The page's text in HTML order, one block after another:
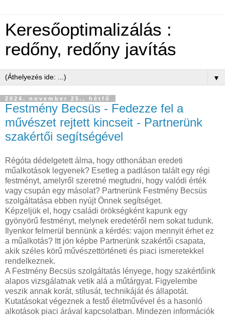
Keresőoptimalizálás :
redőny, redőny javítás
▼
2024. november 25., hétfő
Festmény Becsüs - Fedezze fel a
művészet rejtett kincseit - Partnerünk
szakértői segítségével
Régóta dédelgetett álma, hogy otthonában eredeti
műalkotások legyenek? Esetleg a padláson talált egy régi
festményt, amelyről szeretné megtudni, hogy valódi érték
vagy csupán egy másolat? Partnerünk Festmény Becsüs
szolgáltatása ebben nyújt Önnek segítséget.
Képzeljük el, hogy családi örökségként kapunk egy
gyönyörű festményt, melynek eredetéről nem sokat tudunk.
Ilyenkor felmerül bennünk a kérdés: vajon mennyit érhet ez
a műalkotás? Itt jön képbe Partnerünk szakértői csapata,
akik széles körű művészettörténeti és piaci ismeretekkel
rendelkeznek.
A Festmény Becsüs szolgáltatás lényege, hogy szakértőink
alapos vizsgálatnak vetik alá a műtárgyat. Figyelembe
veszik annak korát, stílusát, technikáját és állapotát.
Kutatásokat végeznek a festő életművével és a hasonló
alkotások piaci árával kapcsolatban. Mindezen információk